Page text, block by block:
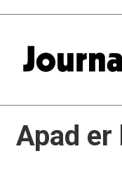
Apad er